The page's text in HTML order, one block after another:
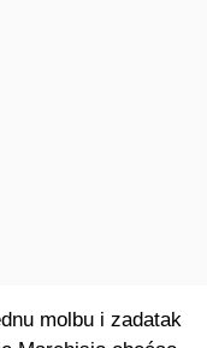
molbu i zadatak